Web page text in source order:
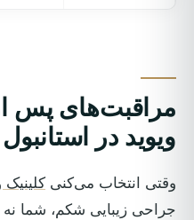
مراقبت‌های پس
ویوید در استانبول
وقتی انتخاب می‌کنی کلینیک
جراحی زیبایی شکم، شما